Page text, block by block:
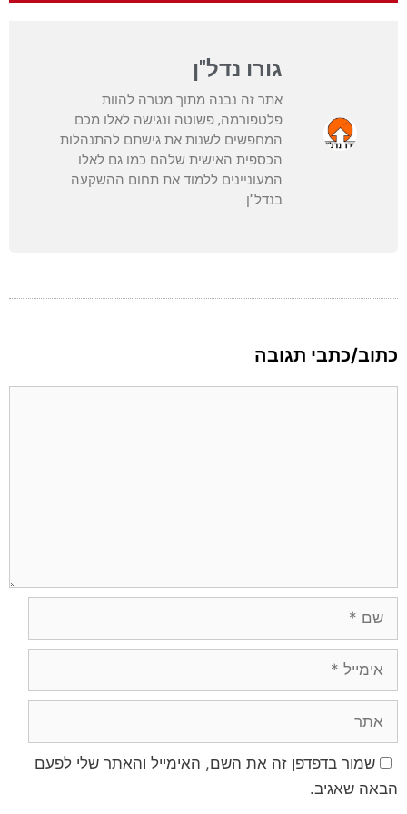
גורו נדל"ן
אתר זה נבנה מתוך מטרה להוות
פלטפורמה, פשוטה ונגישה לאלו מכם
המחפשים לשנות את גישתם להתנהלות
הכספית האישית שלהם כמו גם לאלו
המעוניינים ללמוד את תחום ההשקעה
בנדל"ן.
כתוב/כתבי תגובה
שמור בדפדפן זה את השם, האימייל והאתר שלי לפעם
הבאה שאגיב.